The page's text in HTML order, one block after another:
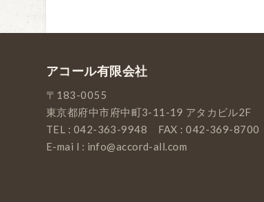
アコール有限会社
〒183-0055
東京都府中市府中町3-11-19 アタカビル2F
TEL : 042-363-9948 FAX : 042-369-8700
E-mai l : info@accord-all.com